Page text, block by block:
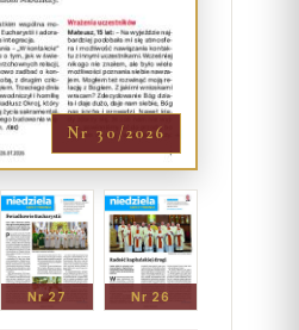
Nr 30/2026
Nr 27 Nr 26